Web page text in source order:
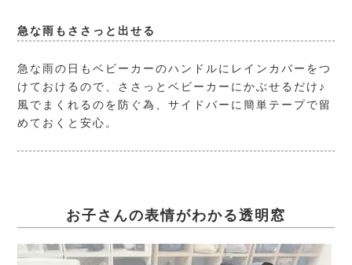
急な雨もささっと出せる
急な雨の日もベビーカーのハンドルにレインカバーをつ
けておけるので、ささっとベビーカーにかぶせるだけ♪
風でまくれるのを防ぐ為、サイドバーに簡単テープで留
めておくと安心。
お子さんの表情がわかる透明窓